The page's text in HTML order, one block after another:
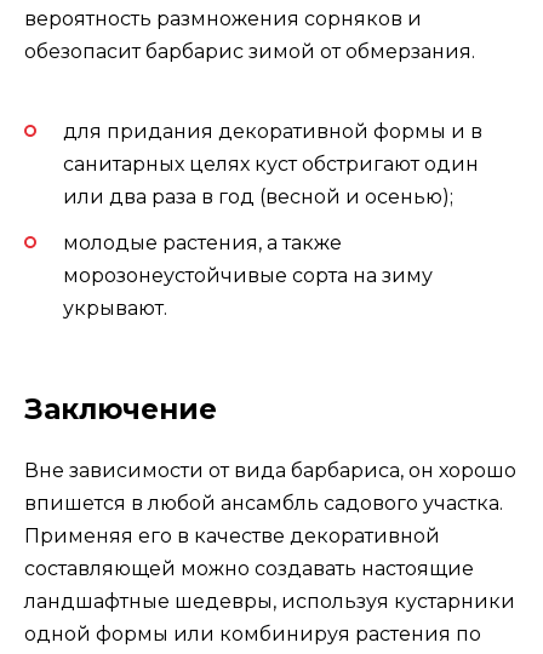
вероятность размножения сорняков и
обезопасит барбарис зимой от обмерзания.
для придания декоративной формы и в
санитарных целях куст обстригают один
или два раза в год (весной и осенью);
молодые растения, а также
морозонеустойчивые сорта на зиму
укрывают.
Заключение
Вне зависимости от вида барбариса, он хорошо
впишется в любой ансамбль садового участка.
Применяя его в качестве декоративной
составляющей можно создавать настоящие
ландшафтные шедевры, используя кустарники
одной формы или комбинируя растения по